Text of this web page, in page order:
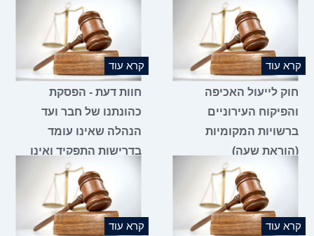
הכלכלה והתעשייה
18.01.2024
קרא עוד
חוק לייעול האכיפה
והפיקוח העירוניים
ברשויות המקומיות
(הוראת שעה)
קרא עוד
חוות דעת - הפסקת
כהונתנו של חבר ועד
הנהלה שאינו עומד
בדרישות התפקיד ואינו
מגיע לישיבות הוועד
ומילוי מקומו על ידי
מועמד אחר
28.12.2023
קרא עוד קרא עוד